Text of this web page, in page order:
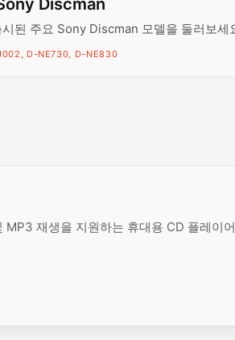
Discman
된 주요 Sony Discman 모델을 둘러보세
D-NE730, D-NE830
재생을 지원하는 휴대용 CD 플레이